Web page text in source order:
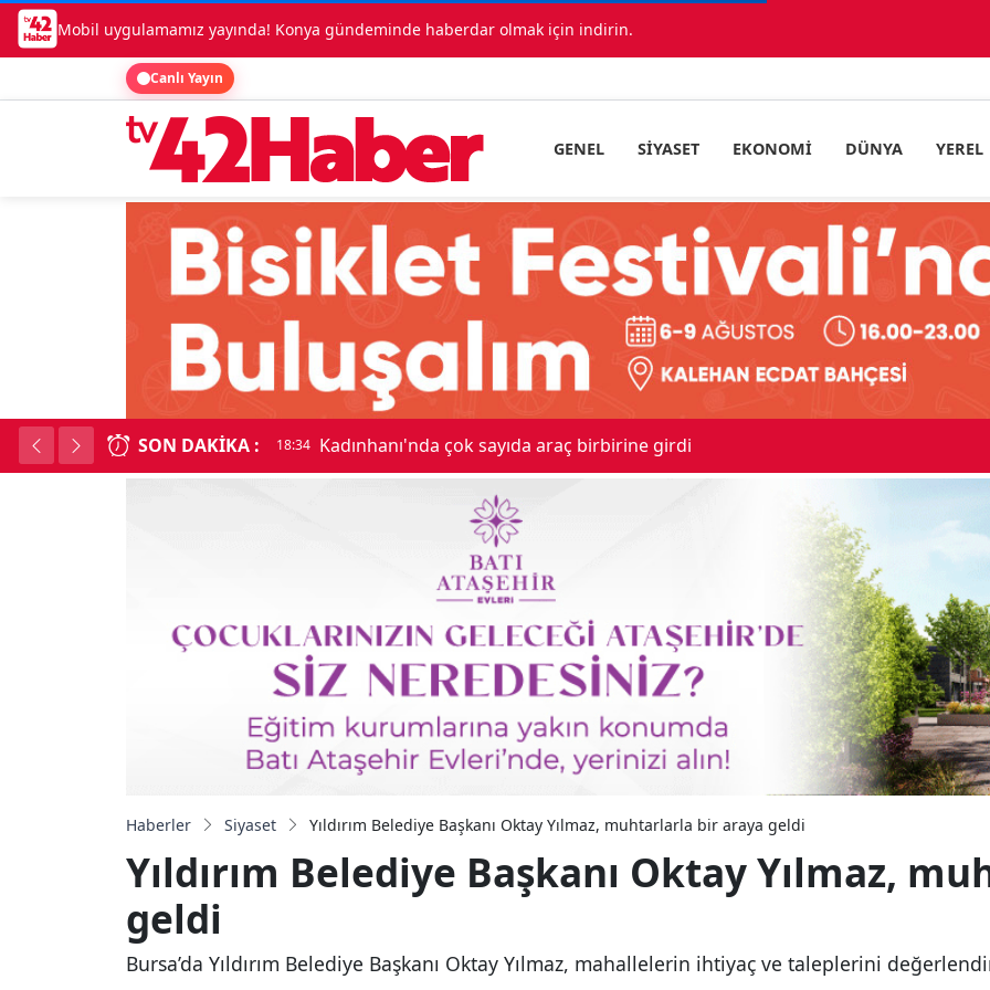
Mobil uygulamamız yayında! Konya gündeminde haberdar olmak için indirin.
Canlı Yayın
GENEL SIYASET EKONOMI DÜNYA YEREL
SON DAKIKA : 18:34 Beşikçioğlu Konya'ya Sevk Edildi
Haberler Siyaset Yıldırım Belediye Başkanı Oktay Yılmaz, muhtarlarla bir araya geldi
Yıldırım Belediye Başkanı Oktay Yılmaz,
geldi
Bursa’da Yıldırım Belediye Başkanı Oktay Yılmaz, mahallelerin ihtiyaç ve taleplerini